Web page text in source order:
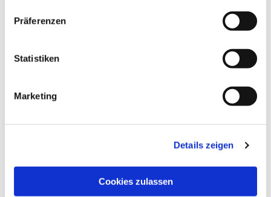
Präferenzen
Statistiken
Marketing
Details zeigen
Cookies zulassen